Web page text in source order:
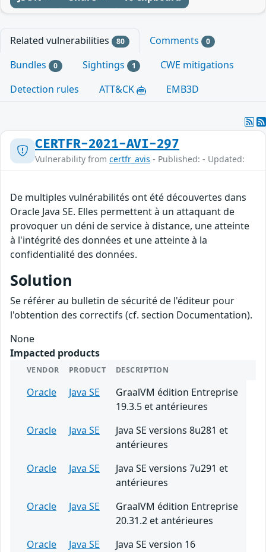
Related vulnerabilities 80 Comments 0
Bundles 0 Sightings 1
CWE mitigations
Detection rules
ATT&CK EMB3D
CERTFR-2021-AVI-297
Vulnerability from certfr_avis - Published: - Updated:
De multiples vulnérabilités ont été découvertes dans
Oracle Java SE. Elles permettent à un attaquant de
provoquer un déni de service à distance, une atteinte
à l'intégrité des données et une atteinte à la
confidentialité des données.
Solution
Se référer au bulletin de sécurité de l'éditeur pour
l'obtention des correctifs (cf. section Documentation).
None
Impacted products
VENDOR PRODUCT DESCRIPTION
Oracle Java SE
GraalVM édition Entreprise
19.3.5 et antérieures
Oracle
Java SE
Java SE versions 8u281 et
antérieures
Oracle
Java SE
Java SE versions 7u291 et
antérieures
Oracle
Java SE
GraalVM édition Entreprise
20.31.2 et antérieures
Oracle
Java SE
Java SE version 16